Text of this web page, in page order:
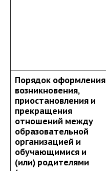
Порядок оформления
возникновения,
приостановления и
прекращения
отношений между
образовательной
организацией и
обучающимися и
(или) родителями